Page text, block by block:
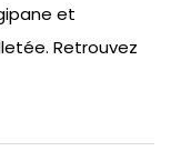
et
Retrouvez